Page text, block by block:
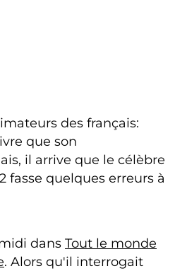
des français:
que son
il arrive que le célèbre
fasse quelques erreurs à
dans Tout le monde
. Alors qu'il interrogait